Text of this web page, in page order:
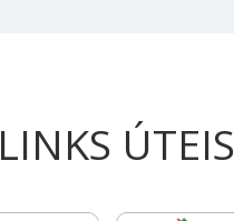
LINKS ÚTEIS